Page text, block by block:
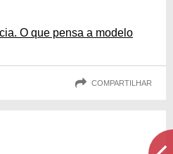
O que pensa a modelo
COMPARTILHAR